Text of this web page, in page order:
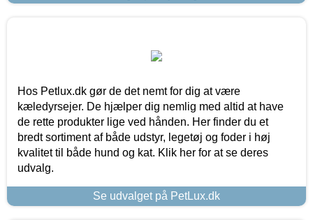
Hos Petlux.dk gør de det nemt for dig at være
kæledyrsejer. De hjælper dig nemlig med altid at have
de rette produkter lige ved hånden. Her finder du et
bredt sortiment af både udstyr, legetøj og foder i høj
kvalitet til både hund og kat. Klik her for at se deres
udvalg.
Se udvalget på PetLux.dk